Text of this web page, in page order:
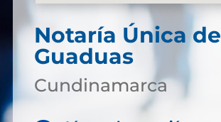
Notaría Única de
Guaduas
Cundinamarca